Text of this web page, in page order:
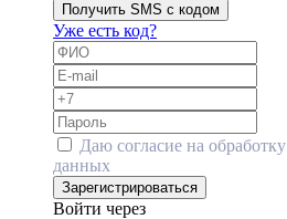
Получить SMS с кодом
Уже есть код?
Даю согласие на обработку
данных
Зарегистрироваться
Войти через